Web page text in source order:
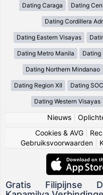
Dating Caraga Dating
Dating Cordillera
Dating Eastern Visayas
Dating Metro Manila Dating
Dating Northern Mindanao
Dating Region XII Dating
Dating Western Visayas
Nieuws|
Cookies & AVG
Gebruiksvoorwaarden
Gratis Filipijnse